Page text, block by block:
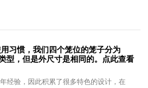
习惯，我们四个笼位的笼子分为
型，但是外尺寸是相同的。点此查看
经验，因此积累了很多特色的设计，在